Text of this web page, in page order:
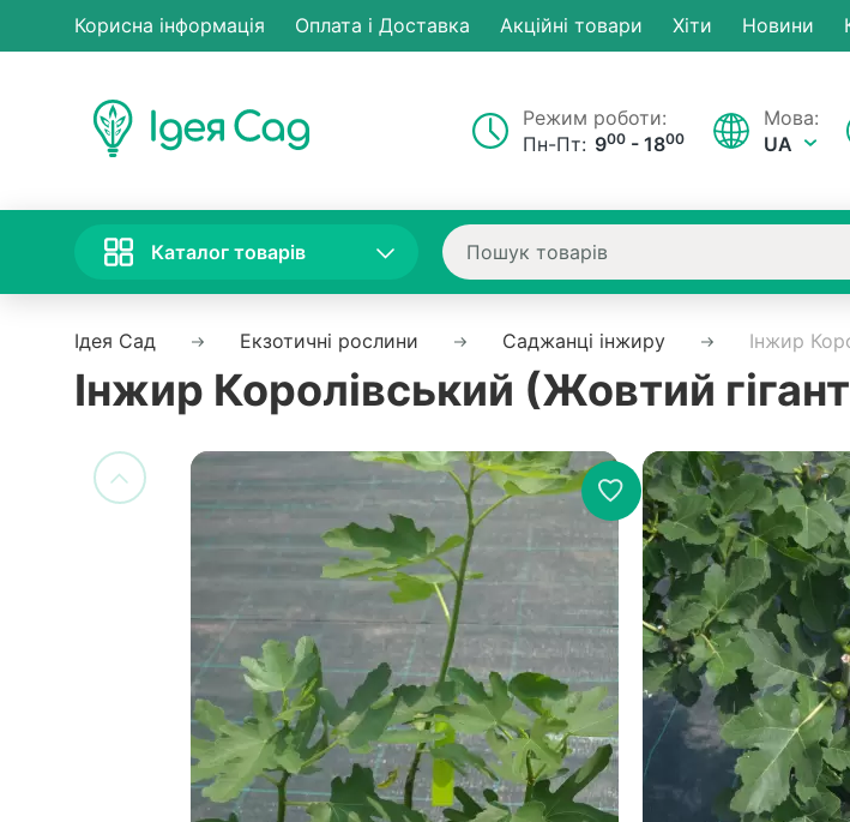
Корисна інформація Оплата і Доставка Акційні товари Хiти Новини
Режим роботи:
Пн-Пт: 900 - 1800
Мова:
UA
Каталог товарів
Ідея Сад Екзотичні рослини Саджанці інжиру Інжир
Інжир Королівський (Жовтий
В наявності
Рейтинг:
-
Також у нас є